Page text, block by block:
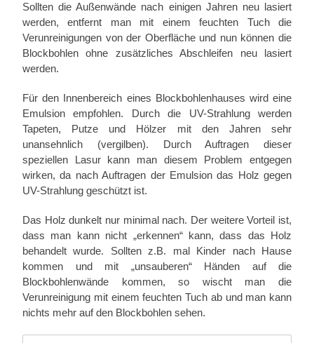
Sollten die Außenwände nach einigen Jahren neu lasiert
werden, entfernt man mit einem feuchten Tuch die
Verunreinigungen von der Oberfläche und nun können die
Blockbohlen ohne zusätzliches Abschleifen neu lasiert
werden.
Für den Innenbereich eines Blockbohlenhauses wird eine
Emulsion empfohlen. Durch die UV-Strahlung werden
Tapeten, Putze und Hölzer mit den Jahren sehr
unansehnlich (vergilben). Durch Auftragen dieser
speziellen Lasur kann man diesem Problem entgegen
wirken, da nach Auftragen der Emulsion das Holz gegen
UV-Strahlung geschützt ist.
Das Holz dunkelt nur minimal nach. Der weitere Vorteil ist,
dass man kann nicht „erkennen“ kann, dass das Holz
behandelt wurde. Sollten z.B. mal Kinder nach Hause
kommen und mit „unsauberen“ Händen auf die
Blockbohlenwände kommen, so wischt man die
Verunreinigung mit einem feuchten Tuch ab und man kann
nichts mehr auf den Blockbohlen sehen.